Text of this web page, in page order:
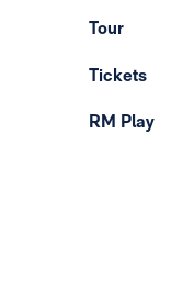
Tour
Tickets
RM Play